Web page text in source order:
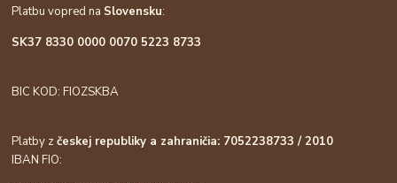
Platbu vopred na Slovensku:
SK37 8330 0000 0070 5223 8733
BIC KOD: FIOZSKBA
Platby zčeskej republiky a zahraničia: 7052238733 / 2010
IBAN FIO: